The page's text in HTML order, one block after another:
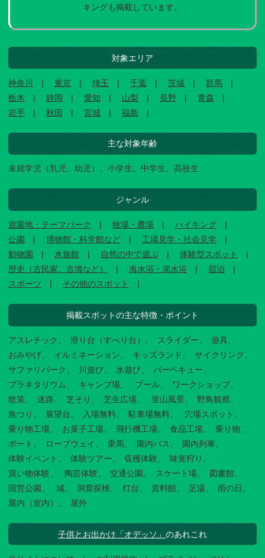
キングも掲載しています。
対象エリア
神奈川 東京 埼玉 千葉 茨城
群馬
栃木
静岡 愛知 山梨 長野
青森
岩手
秋田 宮城 福島
主な対象年齢
未就学児（乳児、幼児）、小学生、中学生、高校生
ジャンル
遊園地・テーマパーク 牧場・農場
ハイキング
公園
博物館・科学館など
工場見学・社会見学
動物園
水族館 自然の中で遊ぶ
体験型スポット
歴史（古民家、古墳など）
海水浴・湖水浴
宿泊
スポーツ
その他のスポット
掲載スポットの主な特徴・ポイント
アスレチック 滑り台（すべり台） スライダー
遊具
おみやげ
イルミネーション キッズランド
サイクリング
サファリパーク
川遊び 水遊び
バーベキュー
プラネタリウム
キャンプ場 プール
ワークショップ
散策
迷路 芝そり 芝生広場 里山風景
野鳥観察
魚つり
展望台 入場無料 駐車場無料
穴場スポット
乗り物工場
お菓子工場 飛行機工場 食品工場
乗り物
ボート
ロープウェイ 乗馬 園内バス
園内列車
体験イベント
体験ツアー 収穫体験
味覚狩り
買い物体験
陶芸体験 交通公園 スケート場
図書館
国営公園
城 洞窟探検 灯台 資料館 足湯
雨の日
屋内（室内）
屋外
子供とお出かけ「オデッソ」 のあれこれ